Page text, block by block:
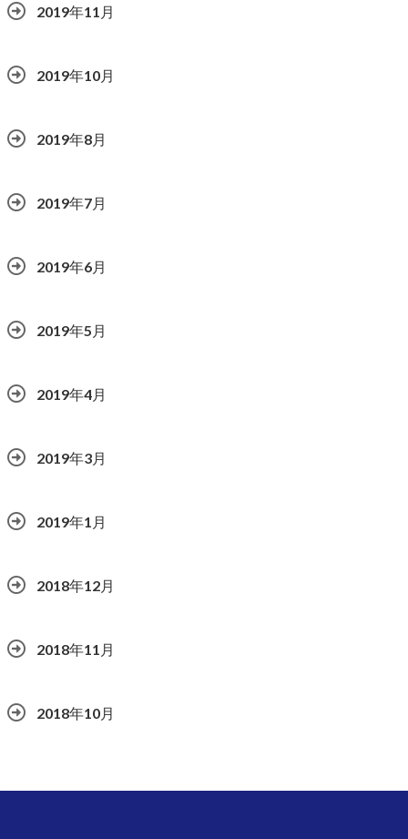
2019年11月
2019年10月
2019年8月
2019年7月
2019年6月
2019年5月
2019年4月
2019年3月
2019年1月
2018年12月
2018年11月
2018年10月